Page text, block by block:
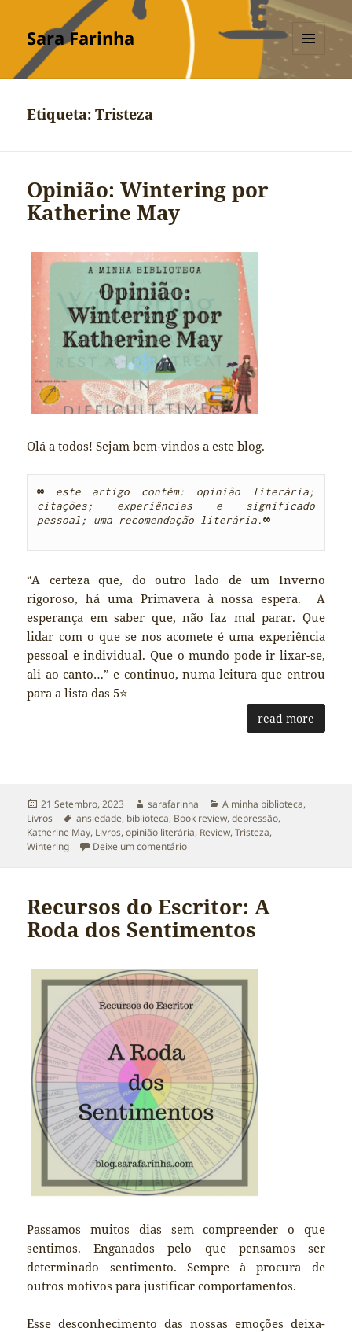
Sara Farinha
MENU
Etiqueta:Tristeza
Opinião: Wintering por
Katherine May
Olá a todos! Sejam bem-vindos a este blog.
∞
este artigo contém: opinião literária;
citações; experiências e significado
pessoal; uma recomendação literária.∞
“A certeza que, do outro lado de um Inverno
rigoroso, há uma Primavera à nossa espera. A
esperança em saber que, não faz mal parar. Que
lidar com o que se nos acomete é uma experiência
pessoal e individual. Que o mundo pode ir lixar-se,
ali ao canto…” e continuo, numa leitura que entrou
para a lista das 5⭐️
read more
Publicado
a
21 Setembro, 2023 Autor
sarafarinha Categorias
A minha biblioteca,
Livros
Etiquetas
ansiedade, biblioteca, Book review,depressão,
Katherine May, Livros,opinião literária, Review,Tristeza,
Wintering
Deixe um comentáriosobre Opinião: Wintering por
Recursos do Escritor: A
Roda dos Sentimentos
Passamos muitos dias sem compreender o que
sentimos. Enganados pelo que pensamos ser
determinado sentimento. Sempre à procura de
outros motivos para justificar comportamentos.
Esse desconhecimento das nossas emoções deixa-